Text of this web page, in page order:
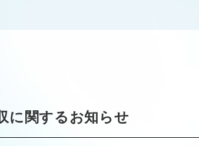
に関するお知らせ